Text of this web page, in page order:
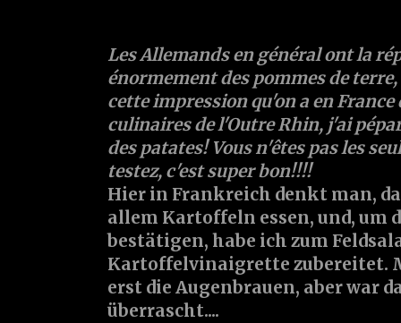
Les Allemands en général ont la
énormement des pommes de
cette impression qu'on a en France
culinaires de l'Outre Rhin, j'ai
des patates! Vous n'êtes pas les
testez, c'est super bon!!!!
Hier in Frankreich denkt man,
allem Kartoffeln essen, und, um
bestätigen, habe ich zum
Kartoffelvinaigrette zubereitet.
erst die Augenbrauen, aber war
überrascht....